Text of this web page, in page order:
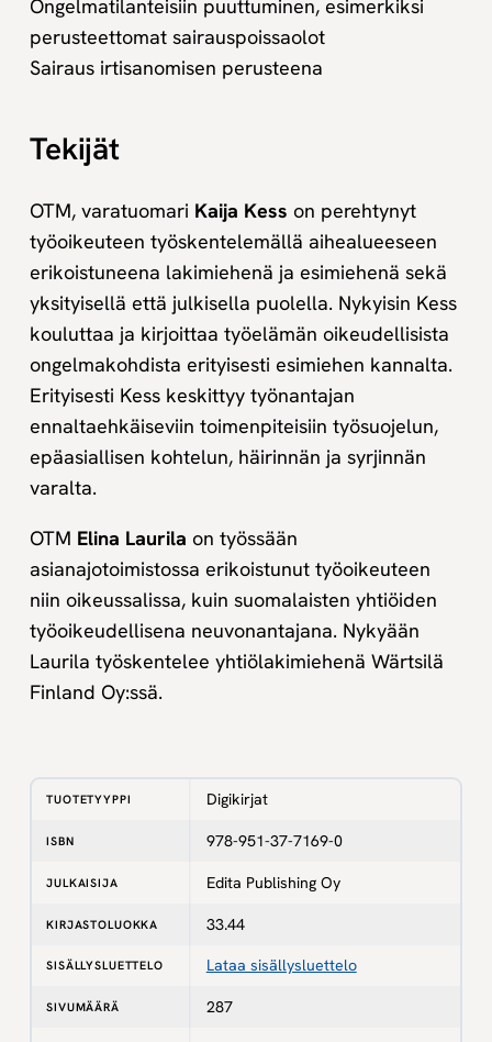
Ongelmatilanteisiin puuttuminen, esimerkiksi
perusteettomat sairauspoissaolot
Sairaus irtisanomisen perusteena
Tekijät
OTM, varatuomari Kaija Kess on perehtynyt
työoikeuteen työskentelemällä aihealueeseen
erikoistuneena lakimiehenä ja esimiehenä sekä
yksityisellä että julkisella puolella. Nykyisin Kess
kouluttaa ja kirjoittaa työelämän oikeudellisista
ongelmakohdista erityisesti esimiehen kannalta.
Erityisesti Kess keskittyy työnantajan
ennaltaehkäiseviin toimenpiteisiin työsuojelun,
epäasiallisen kohtelun, häirinnän ja syrjinnän
varalta.
OTM Elina Laurila on työssään
asianajotoimistossa erikoistunut työoikeuteen
niin oikeussalissa, kuin suomalaisten yhtiöiden
työoikeudellisena neuvonantajana. Nykyään
Laurila työskentelee yhtiölakimiehenä Wärtsilä
Finland Oy:ssä.
TUOTETYYPPI Digikirjat
ISBN 978-951-37-7169-0
JULKAISIJA Edita Publishing Oy
KIRJASTOLUOKKA 33.44
SISÄLLYSLUETTELO Lataa sisällysluettelo
SIVUMÄÄRÄ 287